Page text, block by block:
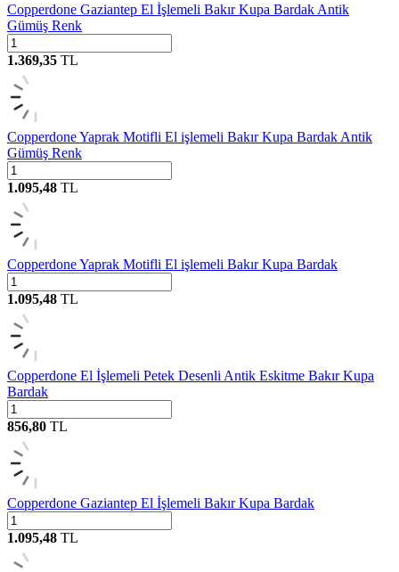
Copperdone Gaziantep El İşlemeli Bakır Kupa Bardak Antik
Gümüş Renk
1.369,35 TL
Copperdone Yaprak Motifli El işlemeli Bakır Kupa Bardak Antik
Gümüş Renk
1.095,48 TL
Copperdone Yaprak Motifli El işlemeli Bakır Kupa Bardak
1.095,48 TL
Copperdone El İşlemeli Petek Desenli Antik Eskitme Bakır Kupa
Bardak
856,80 TL
Copperdone Gaziantep El İşlemeli Bakır Kupa Bardak
1.095,48 TL